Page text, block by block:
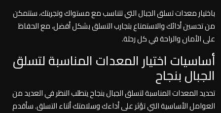
باختيار معدات تسلق الجبال التي تتناسب مع مستواك وتجربتك، ستتمكن
من تحسين أدائك والاستمتاع بتجارب التسلق بشكل أفضل، مع الحفاظ
على الأمان والراحة في كل رحلة.
أساسيات اختيار المعدات المناسبة لتسلق
الجبال بنجاح
تحديد المعدات المناسبة لتسلق الجبال بنجاح يتطلب النظر في العديد من
العوامل الأساسية التي تؤثر على أداءك وسلامتك أثناء التسلق. سأقدم